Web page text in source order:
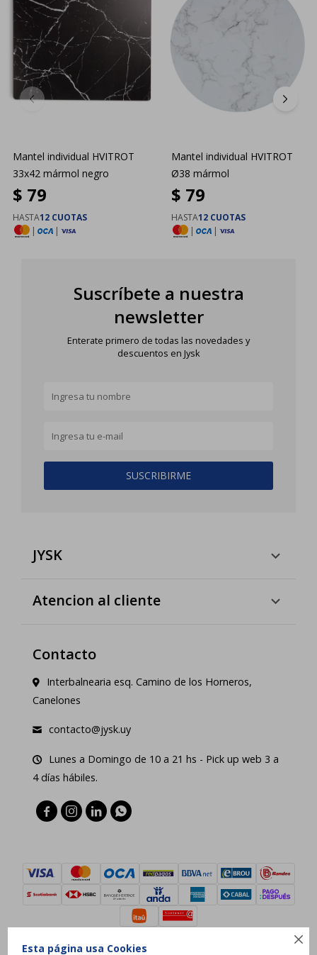

Esta página usa Cookies
Mantel individual HVITROT
33x42 mármol negro
$ 79
HASTA12 CUOTAS
|
|
Mantel individual HVITROT
Ø38 mármol
$ 79
HASTA12 CUOTAS
|
|
Suscríbete a nuestra
newsletter
Enterate primero de todas las novedades y
descuentos en Jysk
SUSCRIBIRME
JYSK
Atencion al cliente
Contacto
Interbalnearia esq. Camino de los Horneros,
Canelones
contacto@jysk.uy
Lunes a Domingo de 10 a 21 hs - Pick up web 3 a
4 días hábiles.
   